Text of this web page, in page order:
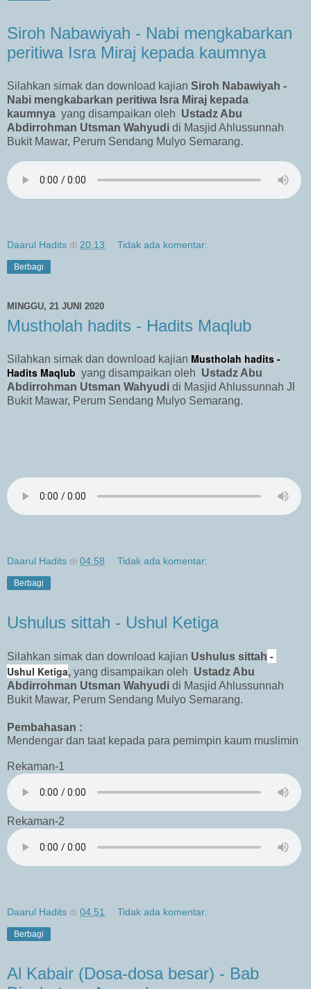
Siroh Nabawiyah - Nabi mengkabarkan
peritiwa Isra Miraj kepada kaumnya
Silahkan simak dan download kajian Siroh Nabawiyah -
Nabi mengkabarkan peritiwa Isra Miraj kepada
kaumnya yang disampaikan oleh Ustadz Abu
Abdirrohman Utsman Wahyudi di Masjid Ahlussunnah
Bukit Mawar, Perum Sendang Mulyo Semarang.
Daarul Hadits di 20.13 Tidak ada komentar:
Berbagi
MINGGU, 21 JUNI 2020
Mustholah hadits - Hadits Maqlub
Silahkan simak dan download kajian Mustholah hadits -
Hadits Maqlub yang disampaikan oleh Ustadz Abu
Abdirrohman Utsman Wahyudi di Masjid Ahlussunnah Jl
Bukit Mawar, Perum Sendang Mulyo Semarang.
Daarul Hadits di 04.58 Tidak ada komentar:
Berbagi
Ushulus sittah - Ushul Ketiga
Silahkan simak dan download kajian Ushulus sittah -
Ushul Ketiga, yang disampaikan oleh Ustadz Abu
Abdirrohman Utsman Wahyudi di Masjid Ahlussunnah
Bukit Mawar, Perum Sendang Mulyo Semarang.
Pembahasan :
Mendengar dan taat kepada para pemimpin kaum muslimin
Rekaman-1
Rekaman-2
Daarul Hadits di 04.51 Tidak ada komentar:
Berbagi
Al Kabair (Dosa-dosa besar) - Bab